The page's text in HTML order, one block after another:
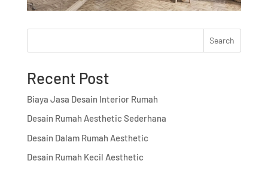
Search
Recent Post
Biaya Jasa Desain Interior Rumah
Desain Rumah Aesthetic Sederhana
Desain Dalam Rumah Aesthetic
Desain Rumah Kecil Aesthetic